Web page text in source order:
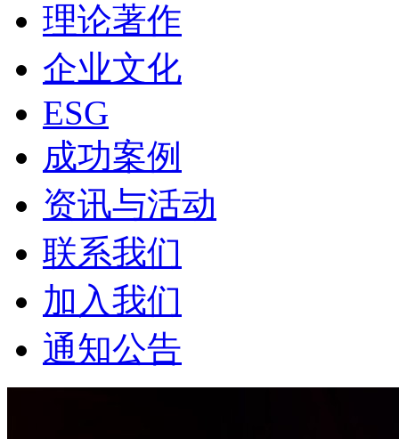
理论著作
企业文化
ESG
成功案例
资讯与活动
联系我们
加入我们
通知公告